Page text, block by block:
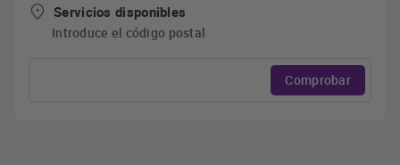
Servicios disponibles
Introduce el código postal
Comprobar